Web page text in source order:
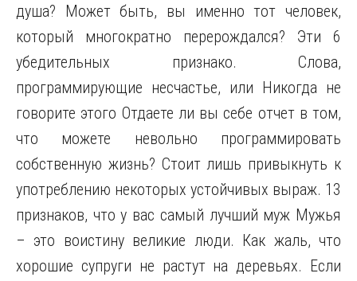
душа? Может быть, вы именно тот человек,
который многократно перерождался? Эти 6
убедительных признако. Слова,
программирующие несчастье, или Никогда не
говорите этого Отдаете ли вы себе отчет в том,
что можете невольно программировать
собственную жизнь? Стоит лишь привыкнуть к
употреблению некоторых устойчивых выраж. 13
признаков, что у вас самый лучший муж Мужья
– это воистину великие люди. Как жаль, что
хорошие супруги не растут на деревьях. Если